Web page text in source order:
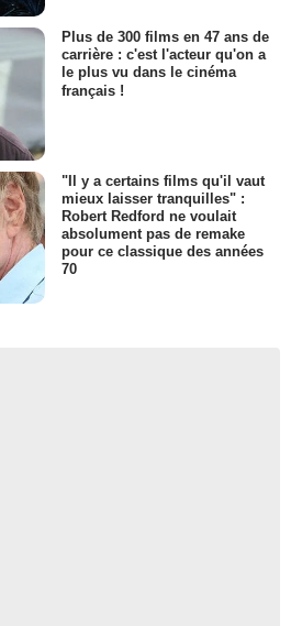
Plus de 300 films en 47 ans de
carrière : c'est l'acteur qu'on a
le plus vu dans le cinéma
français !
"Il y a certains films qu'il vaut
mieux laisser tranquilles" :
Robert Redford ne voulait
absolument pas de remake
pour ce classique des années
70